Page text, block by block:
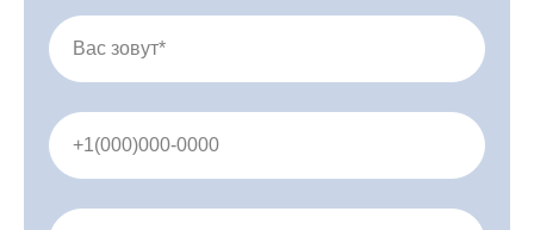
Вас зовут*
+1(000)000-0000